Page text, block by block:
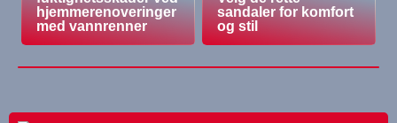
hjemmerenoveringer
med vannrenner
sandaler for komfort
og stil